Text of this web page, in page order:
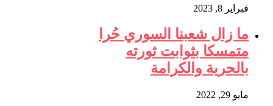
فبراير 8, 2023
ما زال شعبنا السوري حُرا
متمسكا بثوابت ثورته
بالحرية والكرامة
مايو 29, 2022